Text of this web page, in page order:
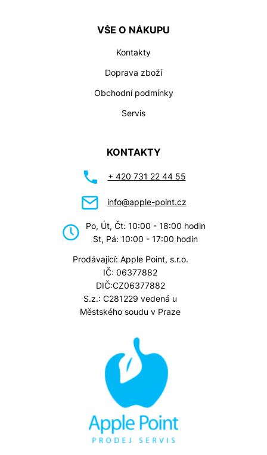
VŠE O NÁKUPU
Kontakty
Doprava zboží
Obchodní podmínky
Servis
KONTAKTY
+ 420 731 22 44 55
info@apple-point.cz
Po, Út, Čt: 10:00 - 18:00 hodin
St, Pá: 10:00 - 17:00 hodin
Prodávající: Apple Point, s.r.o.
IČ: 06377882
DIČ:CZ06377882
S.z.: C281229 vedená u
Městského soudu v Praze